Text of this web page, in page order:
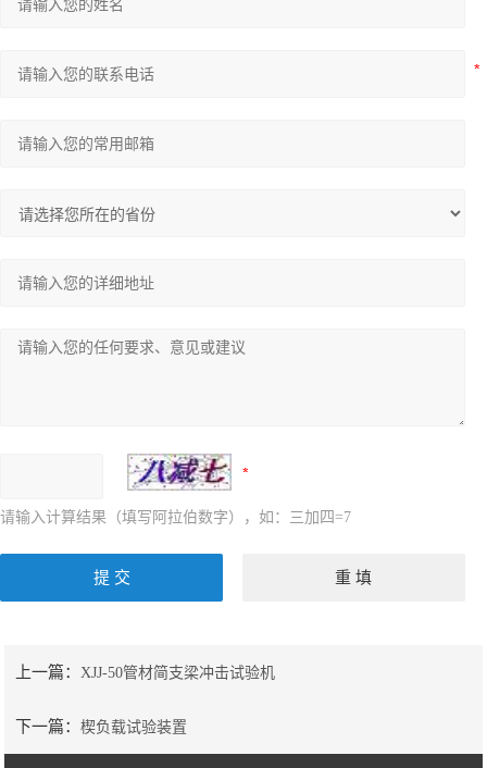
请输入计算结果（填写阿拉伯数字），如：三加四=7
上一篇： XJJ-50管材简支梁冲击试验机
下一篇：楔负载试验装置